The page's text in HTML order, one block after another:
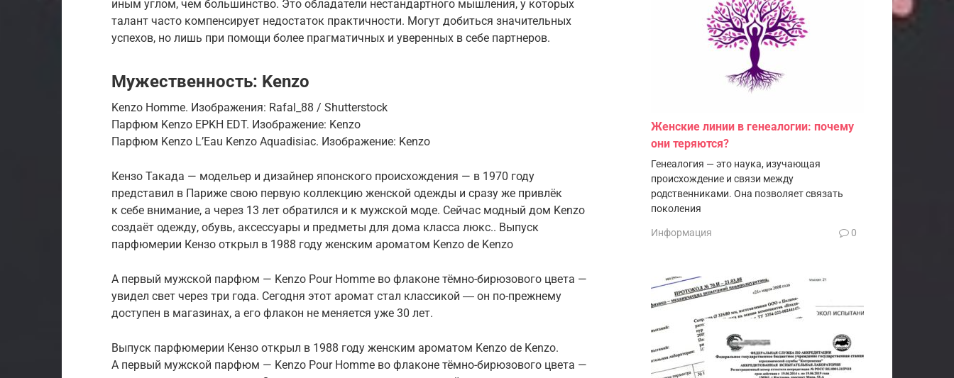
иным углом, чем большинство. Это обладатели нестандартного мышления, у которых
талант часто компенсирует недостаток практичности. Могут добиться значительных
успехов, но лишь при помощи более прагматичных и уверенных в себе партнеров.
Мужественность: Kenzo
Kenzo Homme. Изображения: Rafal_88 / Shutterstock
Парфюм Kenzo EPKH EDT. Изображение: Kenzo
Парфюм Kenzo L’Eau Kenzo Aquadisiac. Изображение: Kenzo
Кензо Такада — модельер и дизайнер японского происхождения — в 1970 году
представил в Париже свою первую коллекцию женской одежды и сразу же привлёк
к себе внимание, а через 13 лет обратился и к мужской моде. Сейчас модный дом Kenzo
создаёт одежду, обувь, аксессуары и предметы для дома класса люкс.. Выпуск
парфюмерии Кензо открыл в 1988 году женским ароматом Kenzo de Kenzo
А первый мужской парфюм — Kenzo Pour Homme во флаконе тёмно-бирюзового цвета —
увидел свет через три года. Сегодня этот аромат стал классикой ― он по-прежнему
доступен в магазинах, а его флакон не меняется уже 30 лет.
Выпуск парфюмерии Кензо открыл в 1988 году женским ароматом Kenzo de Kenzo.
А первый мужской парфюм — Kenzo Pour Homme во флаконе тёмно-бирюзового цвета —
Женские линии в генеалогии: почему
они теряются?
Генеалогия — это наука, изучающая
происхождение и связи между
родственниками. Она позволяет связать
поколения
Информация 0